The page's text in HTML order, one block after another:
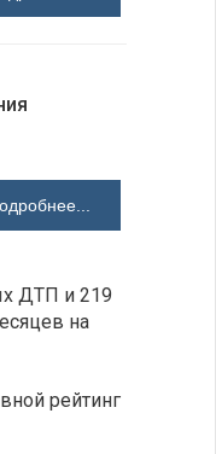
ДТП и 219
на
рейтинг